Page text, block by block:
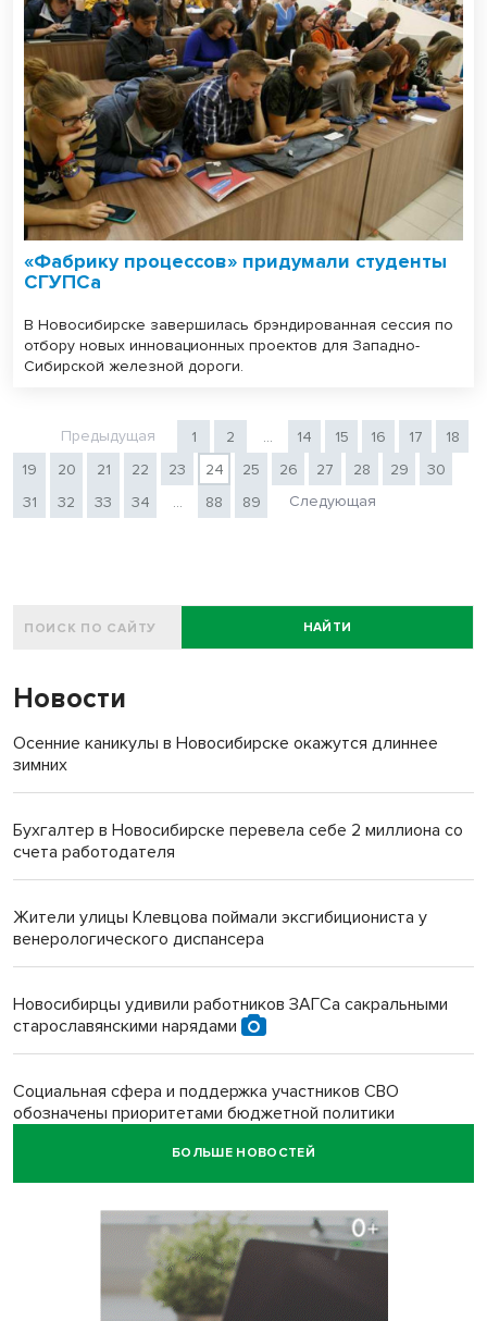
«Фабрику процессов» придумали студенты
СГУПСа
В Новосибирске завершилась брэндированная сессия по
отбору новых инновационных проектов для Западно-
Сибирской железной дороги.
Предыдущая 1 2 ... 14 15 16 17
18
19
20 21 22 23 24 25 26 27 28 29
30
31
32 33 34 ... 88 89 Следующая
НАЙТИ
Новости
Осенние каникулы в Новосибирске окажутся длиннее
зимних
Бухгалтер в Новосибирске перевела себе 2 миллиона со
счета работодателя
Жители улицы Клевцова поймали эксгибициониста у
венерологического диспансера
Новосибирцы удивили работников ЗАГСа сакральными
старославянскими нарядами
Социальная сфера и поддержка участников СВО
обозначены приоритетами бюджетной политики
Парашютную вышку за 16 миллионов закупил детский
лагерь под Новосибирском
БОЛЬШЕ НОВОСТЕЙ